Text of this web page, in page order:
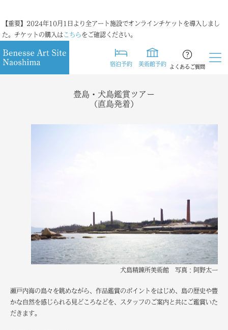
【重要】2024年10月1日より全アート施設でオンラインチケットを導入しまし
た。チケットの購入は こちらをご確認ください。
宿泊予約 美術館予約 よくあるご質問
豊島・犬島鑑賞ツアー
（直島発着）
犬島精錬所美術館 写真：阿野太一
瀬戸内海の島々を眺めながら、作品鑑賞のポイントをはじめ、島の歴史や豊
かな自然を感じられる見どころなどを、スタッフのご案内と共にご鑑賞いた
だきます。